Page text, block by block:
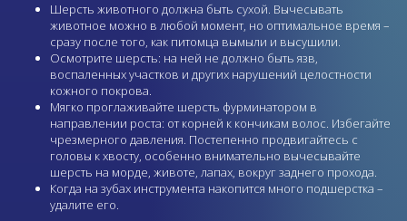
Шерсть животного должна быть сухой. Вычесывать
животное можно в любой момент, но оптимальное время –
сразу после того, как питомца вымыли и высушили.
Осмотрите шерсть: на ней не должно быть язв,
воспаленных участков и других нарушений целостности
кожного покрова.
Мягко проглаживайте шерсть фурминатором в
направлении роста: от корней к кончикам волос. Избегайте
чрезмерного давления. Постепенно продвигайтесь с
головы к хвосту, особенно внимательно вычесывайте
шерсть на морде, животе, лапах, вокруг заднего прохода.
Когда на зубах инструмента накопится много подшерстка –
удалите его.